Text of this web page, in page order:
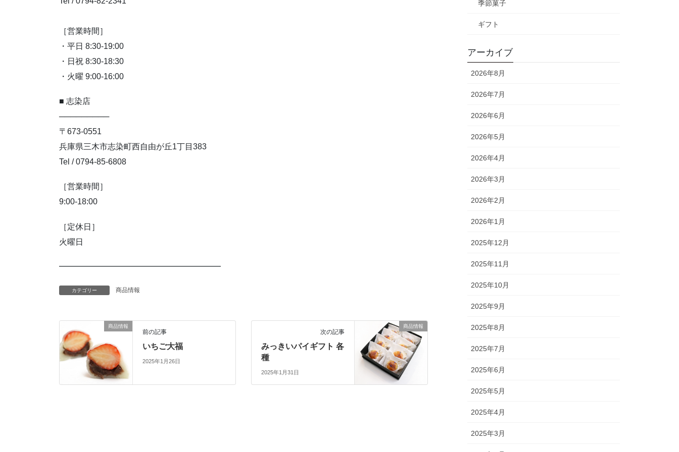
［営業時間］
・平日 8:30-19:00
・日祝 8:30-18:30
・火曜 9:00-16:00
■ 志染店
─────────
〒673-0551
兵庫県三木市志染町西自由が丘1丁目383
Tel / 0794-85-6808
［営業時間］
9:00-18:00
［定休日］
火曜日
━━━━━━━━━━━━━━━━━━━━
カテゴリー 商品情報
商品情報
前の記事
いちご大福
2025年1月26日
商品情報
次の記事
みっきいパイギフト 各
種
2025年1月31日
季節菓子
ギフト
アーカイブ
2026年8月
2026年7月
2026年6月
2026年5月
2026年4月
2026年3月
2026年2月
2026年1月
2025年12月
2025年11月
2025年10月
2025年9月
2025年8月
2025年7月
2025年6月
2025年5月
2025年4月
2025年3月